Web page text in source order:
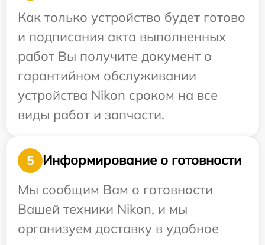
Как только устройство будет готово
и подписания акта выполненных
работ Вы получите документ о
гарантийном обслуживании
устройства Nikon сроком на все
виды работ и запчасти.
5
Информирование о готовности
Мы сообщим Вам о готовности
Вашей техники Nikon, и мы
организуем доставку в удобное